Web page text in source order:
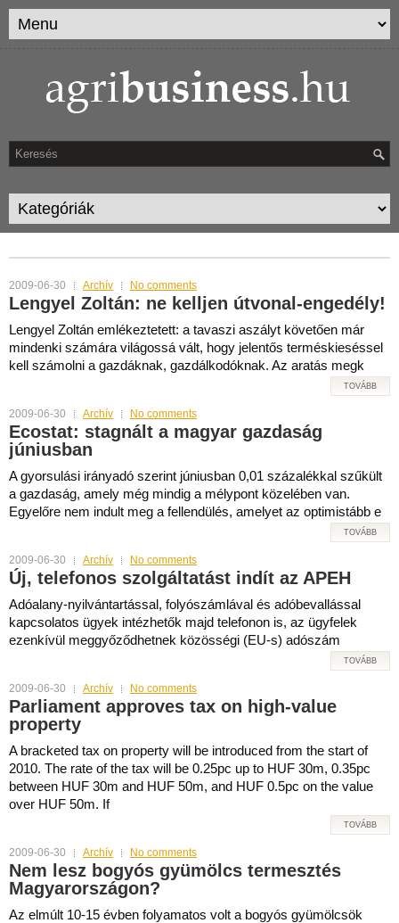
2009-06-30 Archív No comments
Lengyel Zoltán: ne kelljen útvonal-engedély!
Lengyel Zoltán emlékeztetett: a tavaszi aszályt követően már
mindenki számára világossá vált, hogy jelentős terméskieséssel
kell számolni a gazdáknak, gazdálkodóknak. Az aratás megk
TOVÁBB
2009-06-30 Archív No comments
Ecostat: stagnált a magyar gazdaság
júniusban
A gyorsulási irányadó szerint júniusban 0,01 százalékkal szűkült
a gazdaság, amely még mindig a mélypont közelében van.
Egyelőre nem indult meg a fellendülés, amelyet az optimistább e
TOVÁBB
2009-06-30 Archív No comments
Új, telefonos szolgáltatást indít az APEH
Adóalany-nyilvántartással, folyószámlával és adóbevallással
kapcsolatos ügyek intézhetők majd telefonon is, az ügyfelek
ezenkívül meggyőződhetnek közösségi (EU-s) adószám
TOVÁBB
2009-06-30 Archív No comments
Parliament approves tax on high-value
property
A bracketed tax on property will be introduced from the start of
2010. The rate of the tax will be 0.25pc up to HUF 30m, 0.35pc
between HUF 30m and HUF 50m, and HUF 0.5pc on the value
over HUF 50m. If
TOVÁBB
2009-06-30 Archív No comments
Nem lesz bogyós gyümölcs termesztés
Magyarországon?
Az elmúlt 10-15 évben folyamatos volt a bogyós gyümölcsök